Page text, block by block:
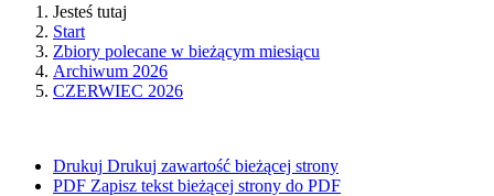
Jesteś tutaj
Start
Zbiory polecane w bieżącym miesiącu
Archiwum 2026
CZERWIEC 2026
Drukuj Drukuj zawartość bieżącej strony
PDF Zapisz tekst bieżącej strony do PDF